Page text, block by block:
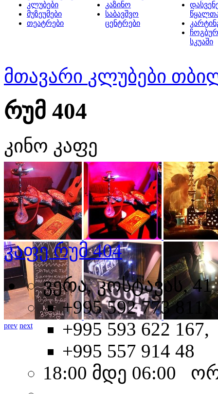
კლუბები
მუზეუმები
თეატრები
კაზინო
საბავშვო
ცენტრები
სკუაში
მთავარი კლუბები
რუმ 404
კინო კაფე
prev next
კაფე რუმ 404
ვერა, კოსტავას, 41
+995 592 773 811,
+995 593 622 167,
+995 557 914 48
18:00 მდე 06:00